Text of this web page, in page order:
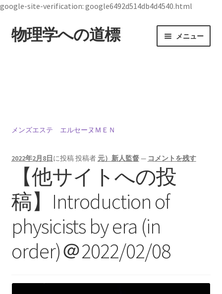
google-site-verification: google6492d514db4d4540.html
ナ
ビ
ス
ッ
コ
ン
ッ
物理学への道標 メニュー
【1928年7月28日 ～1990年10月1日】— 量子世界
の常識を問い直した理論物理学者 —
【インドまで出かけて見聞を広め、
原子・統計を始めた賢人】
メンズエステ エルセーヌＭＥＮ
2022年2月8日 に投稿投稿者 元）新人監督— コメントを残す
【他サイトへの投
稿】Introduction of
physicists by era (in
order)＠2022/02/08